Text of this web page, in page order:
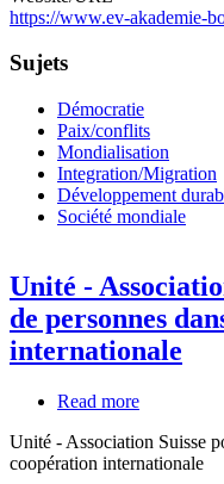
https://www.ev-akademie-
Sujets
Démocratie
Paix/conflits
Mondialisation
Integration/Migration
Développement
Société mondiale
Unité -
de personnes
internationale
Read more
-
Association
Unité - Association Suisse
coopération internationale